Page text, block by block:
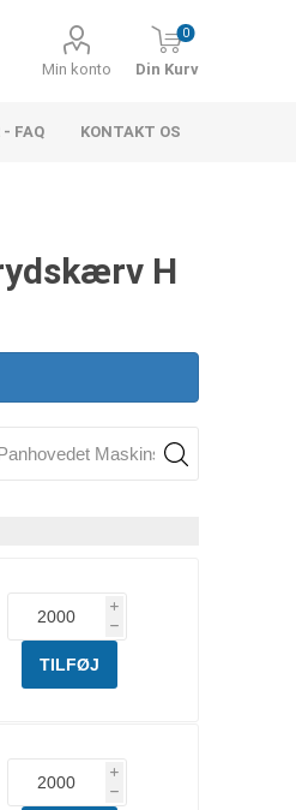
Min konto
0
Din Kurv
- FAQ KONTAKT OS
H
i
h
i
h